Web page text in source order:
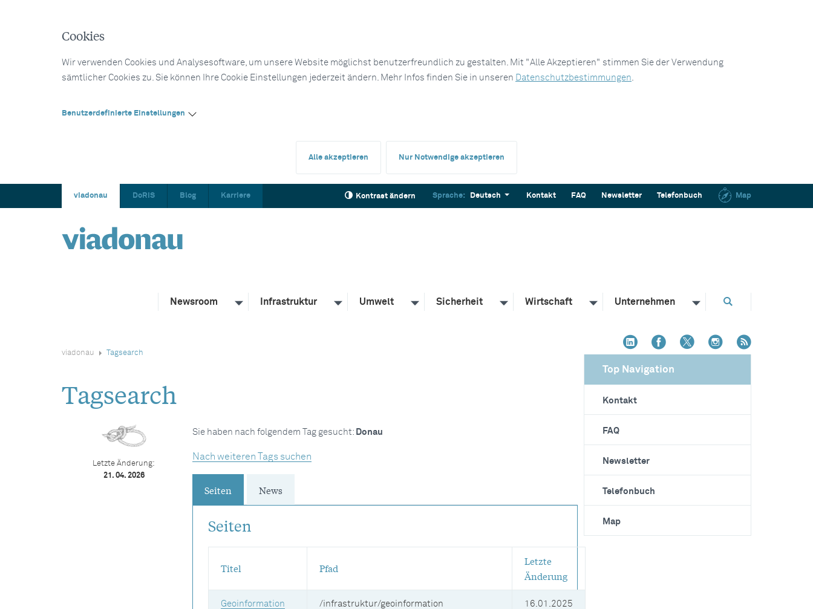
Cookies
Wir verwenden Cookies und Analysesoftware, um unsere Website möglichst benutzerfreundlich zu gestalten. Mit "Alle Akzeptieren" stimmen Sie der Verwendung
sämtlicher Cookies zu. Sie können Ihre Cookie Einstellungen jederzeit ändern. Mehr Infos finden Sie in unseren Datenschutzbestimmungen.
Benutzerdefinierte Einstellungen
Alle akzeptieren Nur Notwendige akzeptieren
viadonau DoRIS Blog Karriere Kontrast ändern Sprache: Deutsch Kontakt FAQ Newsletter Telefonbuch Map
Newsroom Infrastruktur Umwelt Sicherheit Wirtschaft Unternehmen
viadonau Tagsearch
Tagsearch
Sie haben nach folgendem Tag gesucht: Donau
Nach weiteren Tags suchen
Seiten News
Seiten
Titel Pfad
Letzte
Änderung
Geoinformation /infrastruktur/geoinformation 16.01.2025
Letzte Änderung:
21. 04. 2026
Top Navigation
Kontakt
FAQ
Newsletter
Telefonbuch
Map